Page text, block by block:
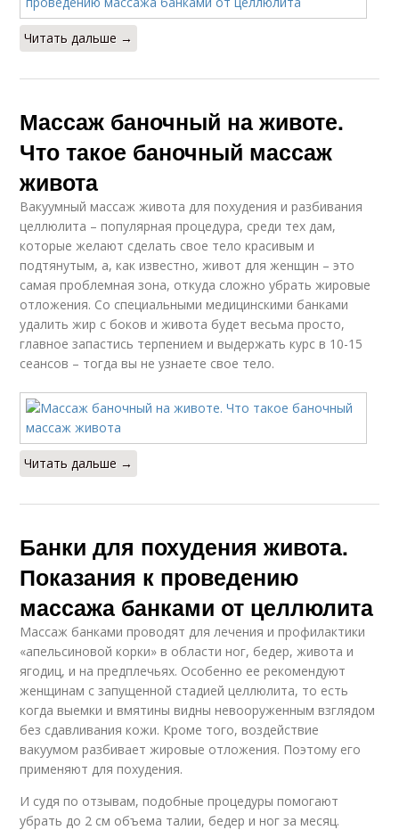
Читать дальше →
Массаж баночный на животе.
Что такое баночный массаж
живота
Вакуумный массаж живота для похудения и разбивания
целлюлита – популярная процедура, среди тех дам,
которые желают сделать свое тело красивым и
подтянутым, а, как известно, живот для женщин – это
самая проблемная зона, откуда сложно убрать жировые
отложения. Со специальными медицинскими банками
удалить жир с боков и живота будет весьма просто,
главное запастись терпением и выдержать курс в 10-15
сеансов – тогда вы не узнаете свое тело.
Читать дальше →
Банки для похудения живота.
Показания к проведению
массажа банками от целлюлита
Массаж банками проводят для лечения и профилактики
«апельсиновой корки» в области ног, бедер, живота и
ягодиц, и на предплечьях. Особенно ее рекомендуют
женщинам с запущенной стадией целлюлита, то есть
когда выемки и вмятины видны невооруженным взглядом
без сдавливания кожи. Кроме того, воздействие
вакуумом разбивает жировые отложения. Поэтому его
применяют для похудения.
И судя по отзывам, подобные процедуры помогают
убрать до 2 см объема талии, бедер и ног за месяц.